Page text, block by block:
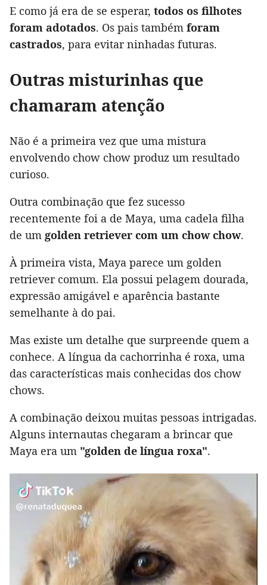
E como já era de se esperar, todos os filhotes
foram adotados. Os pais também foram
castrados, para evitar ninhadas futuras.
Outras misturinhas que
chamaram atenção
Não é a primeira vez que uma mistura
envolvendo chow chow produz um resultado
curioso.
Outra combinação que fez sucesso
recentemente foi a de Maya, uma cadela filha
de um golden retriever com um chow chow.
À primeira vista, Maya parece um golden
retriever comum. Ela possui pelagem dourada,
expressão amigável e aparência bastante
semelhante à do pai.
Mas existe um detalhe que surpreende quem a
conhece. A língua da cachorrinha é roxa, uma
das características mais conhecidas dos chow
chows.
A combinação deixou muitas pessoas intrigadas.
Alguns internautas chegaram a brincar que
Maya era um "golden de língua roxa".